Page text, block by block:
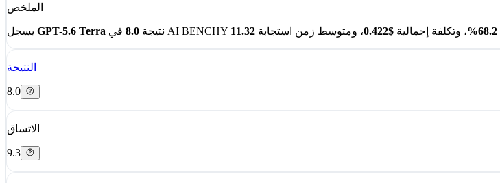
الملخص
GPT-5.6 Terra نتيجة 8.0 68.2% ، وتكلفة إجمالية $0.422 ، ومتوسط زمن استجابة
النتيجة
8.0
الاتساق
9.3